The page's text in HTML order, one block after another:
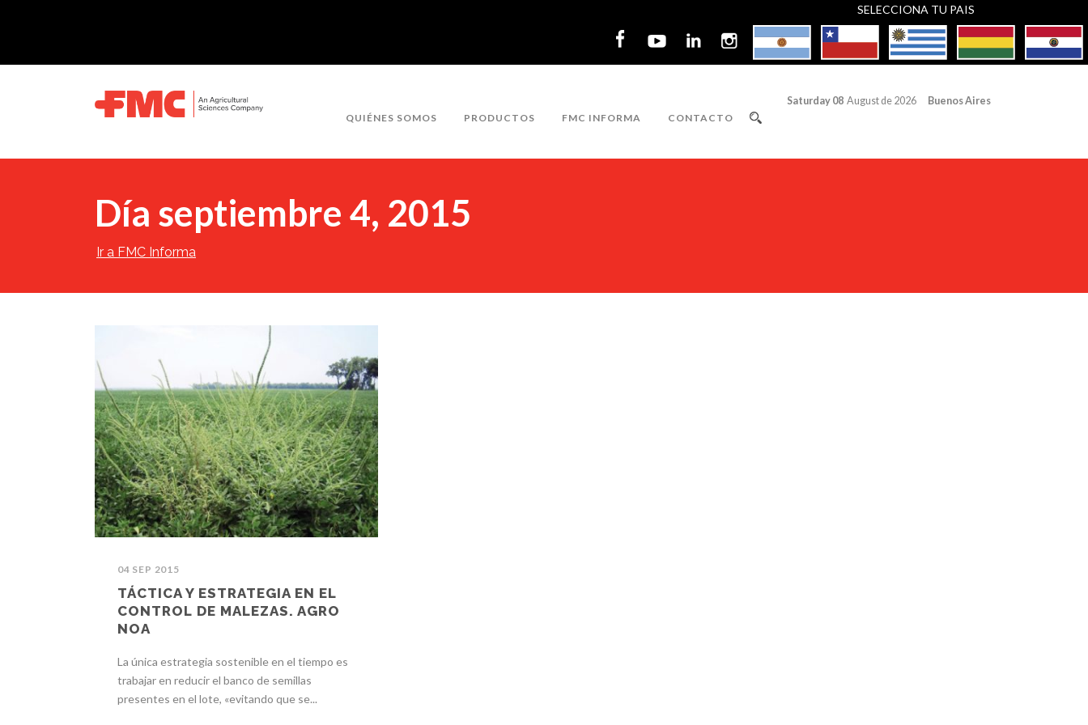
SELECCIONA TU PAIS
Saturday 08 August de 2026
Buenos Aires
QUIÉNES SOMOS
PRODUCTOS FMC INFORMA CONTACTO
Día septiembre 4, 2015
Ir a FMC Informa
04 SEP 2015
TÁCTICA Y ESTRATEGIA EN EL
CONTROL DE MALEZAS. AGRO
NOA
La única estrategia sostenible en el tiempo es
trabajar en reducir el banco de semillas
presentes en el lote, «evitando que se...